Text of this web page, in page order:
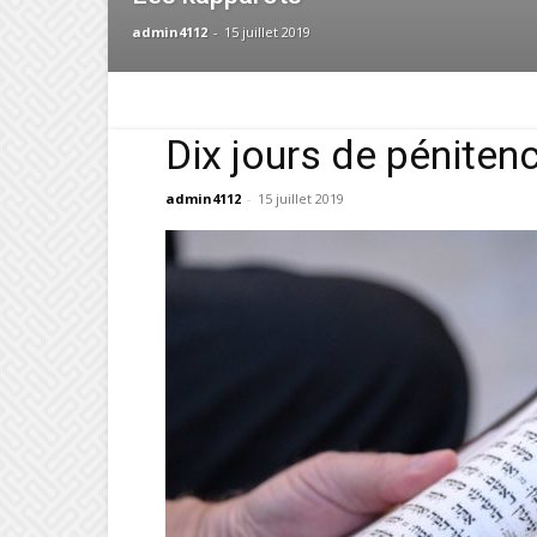
admin4112 - 15 juillet 2019
Dix jours de
admin4112 - 15 juillet 2019